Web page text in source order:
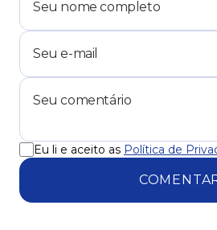
Eu li e aceito as Política de